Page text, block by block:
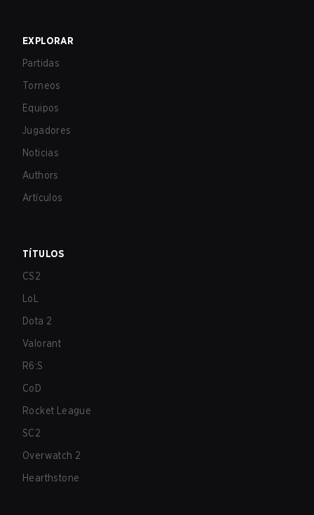
EXPLORAR
Partidas
Torneos
Equipos
Jugadores
Noticias
Authors
Artículos
TÍTULOS
CS2
LoL
Dota 2
Valorant
R6:S
CoD
Rocket League
SC2
Overwatch 2
Hearthstone